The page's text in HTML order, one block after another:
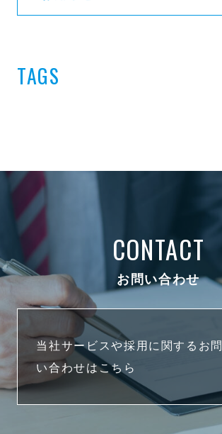
TAGS
CONTACT
お問い合わせ
当社サービスや採用に関するお問
い合わせはこちら